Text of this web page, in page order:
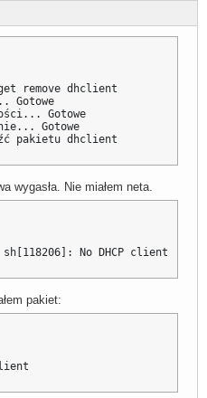
remove dhclient
Gotowe
Gotowe
Gotowe
pakietu dhclient
wygasła. Nie miałem neta.
No DHCP client
pakiet: